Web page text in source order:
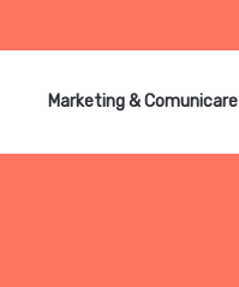
Marketing & Comunicare